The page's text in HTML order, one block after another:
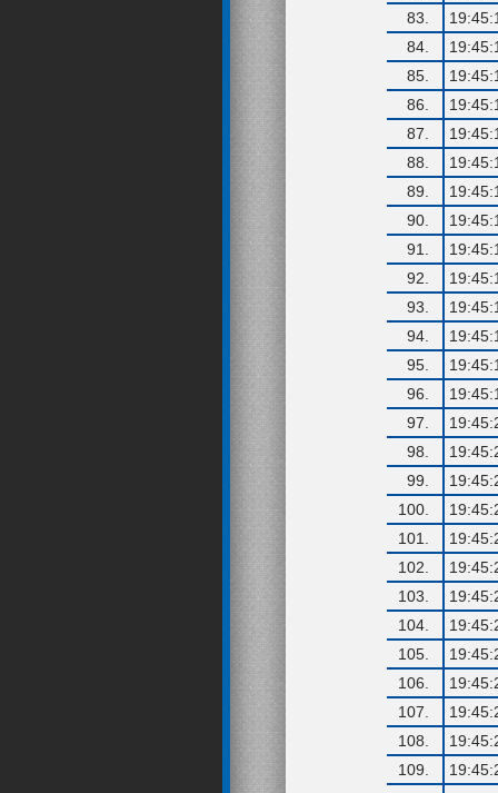
83.
84.
85.
86.
87.
88.
89.
90.
91.
92.
93.
94.
95.
96.
97.
98.
99.
100.
101.
102.
103.
104.
105.
106.
107.
108.
109.